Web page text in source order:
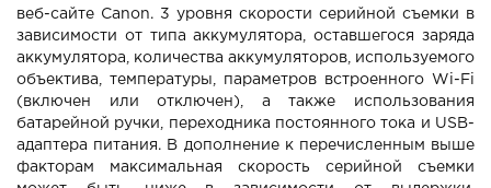
веб-сайте Canon. 3 уровня скорости серийной съемки в
зависимости от типа аккумулятора, оставшегося заряда
аккумулятора, количества аккумуляторов, используемого
объектива, температуры, параметров встроенного Wi-Fi
(включен или отключен), а также использования
батарейной ручки, переходника постоянного тока и USB-
адаптера питания. В дополнение к перечисленным выше
факторам максимальная скорость серийной съемки